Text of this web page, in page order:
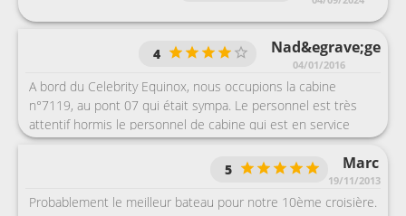
Nad&egrave;ge
04/01/2016
4
A bord du Celebrity Equinox, nous occupions la cabine
n°7119, au pont 07 qui était sympa. Le personnel est très
attentif hormis le personnel de cabine qui est en service
minimum. Le nombre de transats était suffisant et il n'y a
jamais eu de sensation de foule contrairement aux derniers
bateaux mis en service. Excellente nourriture avec de la
langouste incluse dans le menu du nouvel an : bravo ! Le club
Marc
19/11/2013
5
Probablement le meilleur bateau pour notre 10ème croisière.